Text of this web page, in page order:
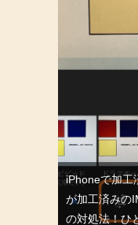
iPhoneで加工
が加工済みの
の対処法！ひ